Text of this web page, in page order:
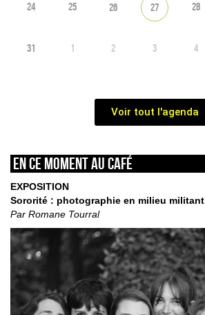
24 25 26 27 28
31 1 2 3 4
Voir tout l'agenda
En ce moment au café
EXPOSITION
Sororité : photographie en milieu militant
Par Romane Tourral